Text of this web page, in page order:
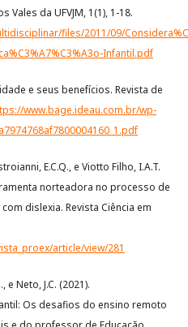
Vales da UFVJM, 1(1), 1-18.
files/2011/09/
Infantil.pdf
e seus benefícios. Revista de
www.bage.ideau.com.br/wp-
E.C.Q., e Viotto Filho, I.A.T.
norteadora no processo de
dislexia. Revista Ciência em
article/view/281
e Neto, J.C. (2021).
Os desafios do ensino remoto